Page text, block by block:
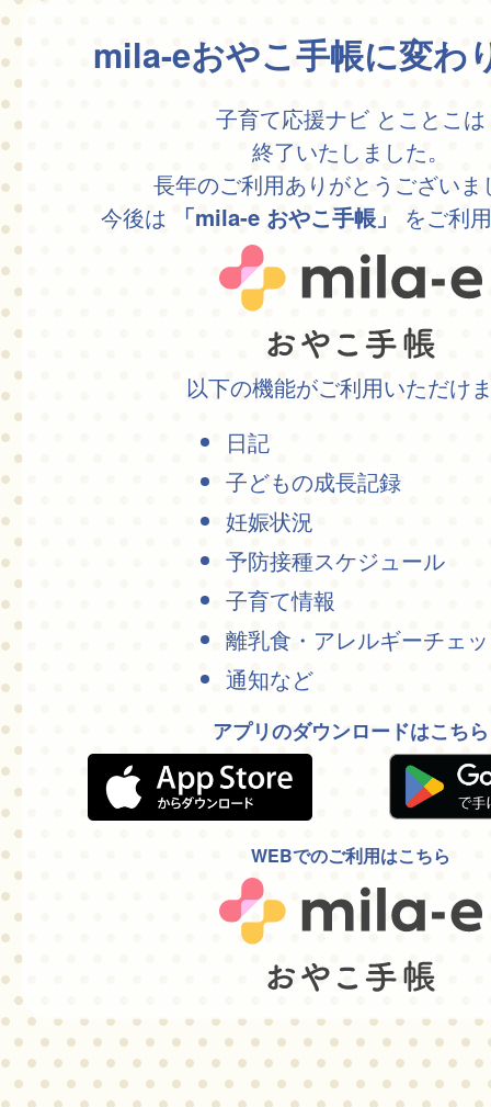
mila-eおやこ手帳に変わ
子育て応援ナビ とことこは
終了いたしました。
長年のご利用ありがとうございま
今後は
「mila-e おやこ手帳」 をご利
以下の機能がご利用いただけ
日記
子どもの成長記録
妊娠状況
予防接種スケジュール
子育て情報
離乳食・アレルギーチェ
通知など
アプリのダウンロードはこちら
WEBでのご利用はこちら